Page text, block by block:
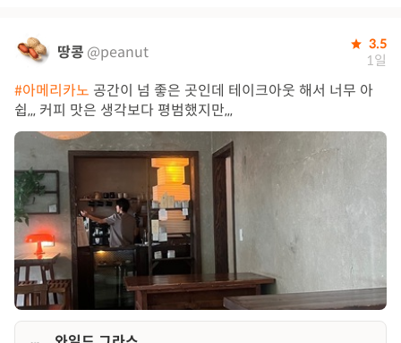
땅콩 @peanut 3.5
1일
#아메리카노 공간이 넘 좋은 곳인데 테이크아웃 해서 너무 아
쉽,,, 커피 맛은 생각보다 평범했지만,,,